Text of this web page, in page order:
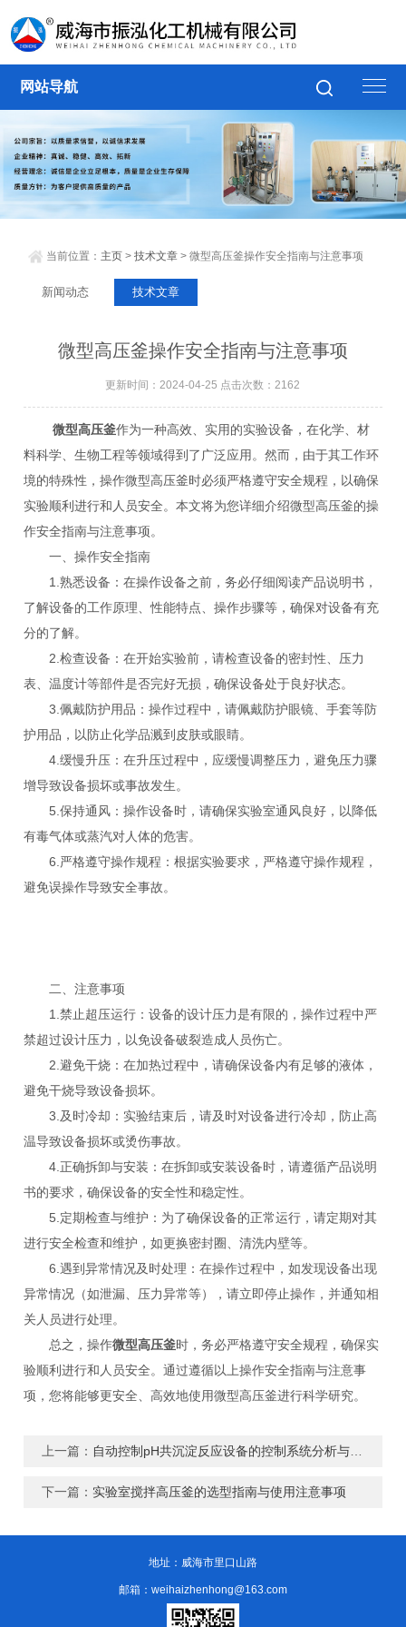
网站导航
当前位置： 主页 >技术文章 > 微型高压釜操作安全指南与注意事项
新闻动态 技术文章
微型高压釜操作安全指南与注意事项
更新时间：2024-04-25 点击次数：2162
微型高压釜作为一种高效、实用的实验设备，在化学、材
料科学、生物工程等领域得到了广泛应用。然而，由于其工作环
境的特殊性，操作微型高压釜时必须严格遵守安全规程，以确保
实验顺利进行和人员安全。本文将为您详细介绍微型高压釜的操
作安全指南与注意事项。
一、操作安全指南
1.熟悉设备：在操作设备之前，务必仔细阅读产品说明书，
了解设备的工作原理、性能特点、操作步骤等，确保对设备有充
分的了解。
2.检查设备：在开始实验前，请检查设备的密封性、压力
表、温度计等部件是否完好无损，确保设备处于良好状态。
3.佩戴防护用品：操作过程中，请佩戴防护眼镜、手套等防
护用品，以防止化学品溅到皮肤或眼睛。
4.缓慢升压：在升压过程中，应缓慢调整压力，避免压力骤
增导致设备损坏或事故发生。
5.保持通风：操作设备时，请确保实验室通风良好，以降低
有毒气体或蒸汽对人体的危害。
6.严格遵守操作规程：根据实验要求，严格遵守操作规程，
避免误操作导致安全事故。
二、注意事项
1.禁止超压运行：设备的设计压力是有限的，操作过程中严
禁超过设计压力，以免设备破裂造成人员伤亡。
2.避免干烧：在加热过程中，请确保设备内有足够的液体，
避免干烧导致设备损坏。
3.及时冷却：实验结束后，请及时对设备进行冷却，防止高
温导致设备损坏或烫伤事故。
4.正确拆卸与安装：在拆卸或安装设备时，请遵循产品说明
书的要求，确保设备的安全性和稳定性。
5.定期检查与维护：为了确保设备的正常运行，请定期对其
进行安全检查和维护，如更换密封圈、清洗内壁等。
6.遇到异常情况及时处理：在操作过程中，如发现设备出现
异常情况（如泄漏、压力异常等），请立即停止操作，并通知相
关人员进行处理。
总之，操作微型高压釜时，务必严格遵守安全规程，确保实
验顺利进行和人员安全。通过遵循以上操作安全指南与注意事
项，您将能够更安全、高效地使用微型高压釜进行科学研究。
上一篇： 自动控制pH共沉淀反应设备的控制系统分析与改进
下一篇： 实验室搅拌高压釜的选型指南与使用注意事项
地址：威海市里口山路
邮箱：weihaizhenhong@163.com